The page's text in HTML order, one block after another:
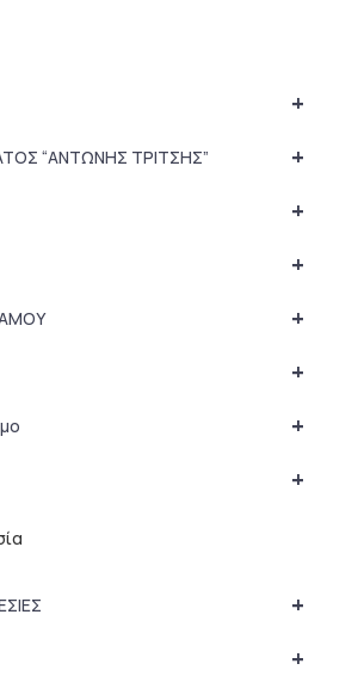
+
+
“ΑΝΤΩΝΗΣ ΤΡΙΤΣΗΣ”
+
+
+
+
+
+
+
+